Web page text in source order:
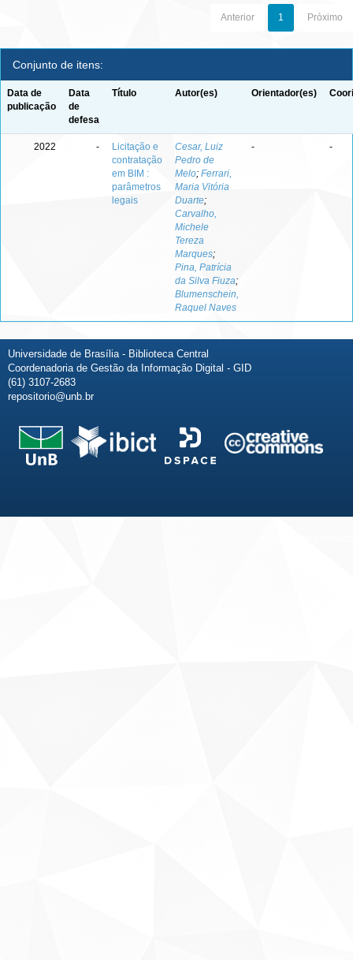
Anterior 1 Próximo
Conjunto de itens:
Data de
publicação
Data
de
defesa
Título Autor(es) Orientador(es)
2022 -
Licitação e
contratação
em BIM :
parâmetros
legais
Cesar, Luiz
Pedro de
Melo; Ferrari,
Maria Vitória
Duarte;
Carvalho,
Michele
Tereza
Marques;
Pina, Patrícia
da Silva Fiuza;
Blumenschein,
Raquel Naves
- -
Universidade de Brasília - Biblioteca Central
Coordenadoria de Gestão da Informação Digital - GID
(61) 3107-2683
repositorio@unb.br